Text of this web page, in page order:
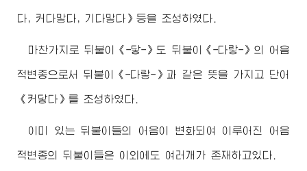
다, 커다맣다, 기다맣다》등을 조성하였다.
마찬가지로 뒤붙이《-닿-》도 뒤붙이《-다랗-》의 어음
적변종으로서 뒤붙이《-다랗-》과 같은 뜻을 가지고 단어
《커닿다》를 조성하였다.
이미 있는 뒤붙이들의 어음이 변화되여 이루어진 어음
적변종의 뒤붙이들은 이외에도 여러개가 존재하고있다.